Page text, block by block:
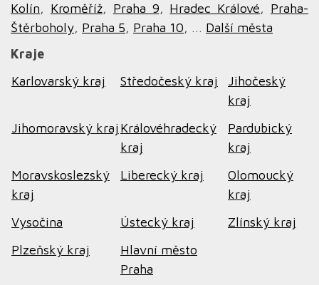
Kolín, Kroměříž, Praha 9, Hradec Králové, Praha-
Štěrboholy, Praha 5, Praha 10, ... Další města
Kraje
Karlovarský kraj
Středočeský kraj
Jihočeský
kraj
Jihomoravský kraj Královéhradecký
kraj
Pardubický
kraj
Moravskoslezský
kraj
Liberecký kraj
Olomoucký
kraj
Vysočina
Ústecký kraj
Zlínský kraj
Plzeňský kraj
Hlavní město
Praha